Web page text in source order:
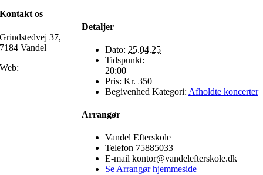
Detaljer
Dato: 25.04.25
Tidspunkt:
20:00
Pris: Kr. 350
Begivenhed Kategori: Afholdte koncerter
Arrangør
Vandel Efterskole
Telefon 75885033
E-mail kontor@vandelefterskole.dk
Se Arrangør hjemmeside
Kontakt os
Grindstedvej 37,
7184 Vandel
Web: